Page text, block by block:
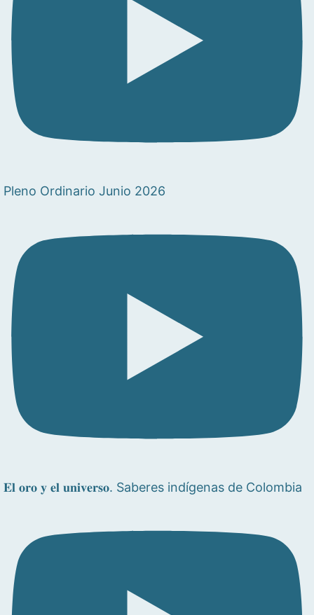
Pleno Ordinario Junio 2026
𝐄𝐥 𝐨𝐫𝐨 𝐲 𝐞𝐥 𝐮𝐧𝐢𝐯𝐞𝐫𝐬𝐨. Saberes indígenas de Colombia